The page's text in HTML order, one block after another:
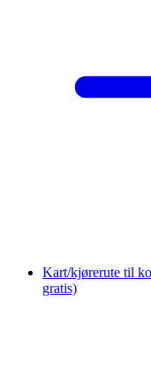
Kart/kjørerute til
gratis)